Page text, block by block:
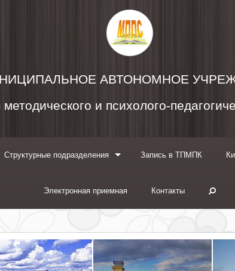
АВТОНОМНОЕ
и психолого-
Структурные подразделения Запись в ТПМПК
Электронная приемная Контакты